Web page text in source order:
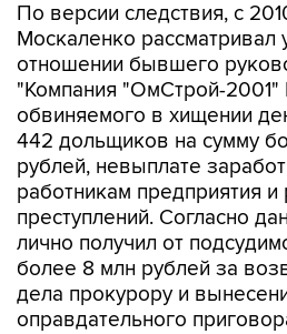
По версии следствия, с
Москаленко рассматривал
отношении бывшего
"Компания "ОмСтрой-2001"
обвиняемого в хищении
442 дольщиков на сумму
рублей, невыплате
работникам предприятия и
преступлений. Согласно
лично получил от
более 8 млн рублей за
дела прокурору и
оправдательного